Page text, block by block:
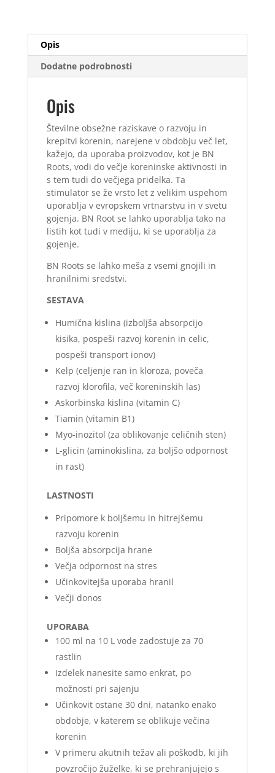
Opis
Dodatne podrobnosti
Opis
Številne obsežne raziskave o razvoju in
krepitvi korenin, narejene v obdobju več let,
kažejo, da uporaba proizvodov, kot je BN
Roots, vodi do večje koreninske aktivnosti in
s tem tudi do večjega pridelka. Ta
stimulator se že vrsto let z velikim uspehom
uporablja v evropskem vrtnarstvu in v svetu
gojenja. BN Root se lahko uporablja tako na
listih kot tudi v mediju, ki se uporablja za
gojenje.
BN Roots se lahko meša z vsemi gnojili in
hranilnimi sredstvi.
SESTAVA
Humična kislina (izboljša absorpcijo
kisika, pospeši razvoj korenin in celic,
pospeši transport ionov)
Kelp (celjenje ran in kloroza, poveča
razvoj klorofila, več koreninskih las)
Askorbinska kislina (vitamin C)
Tiamin (vitamin B1)
Myo-inozitol (za oblikovanje celičnih sten)
L-glicin (aminokislina, za boljšo odpornost
in rast)
LASTNOSTI
Pripomore k boljšemu in hitrejšemu
razvoju korenin
Boljša absorpcija hrane
Večja odpornost na stres
Učinkovitejša uporaba hranil
Večji donos
UPORABA
100 ml na 10 L vode zadostuje za 70
rastlin
Izdelek nanesite samo enkrat, po
možnosti pri sajenju
Učinkovit ostane 30 dni, natanko enako
obdobje, v katerem se oblikuje večina
korenin
V primeru akutnih težav ali poškodb, ki jih
povzročijo žuželke, ki se prehranjujejo s